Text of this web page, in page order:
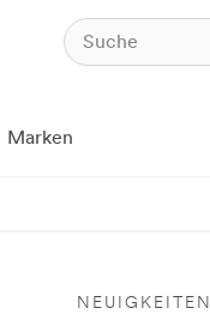
Marken
NEUIGKEITEN